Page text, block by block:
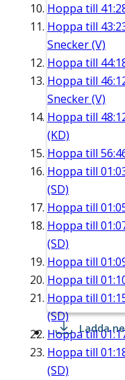
Hoppa till
Hoppa till
Snecker (V)
Hoppa till
Hoppa till
Snecker (V)
Hoppa till
(KD)
Hoppa till
Hoppa till
(SD)
Hoppa till
Hoppa till
(SD)
Hoppa till
Hoppa till
Hoppa till
(SD)
Hoppa till
Hoppa till
(SD)
Ladda